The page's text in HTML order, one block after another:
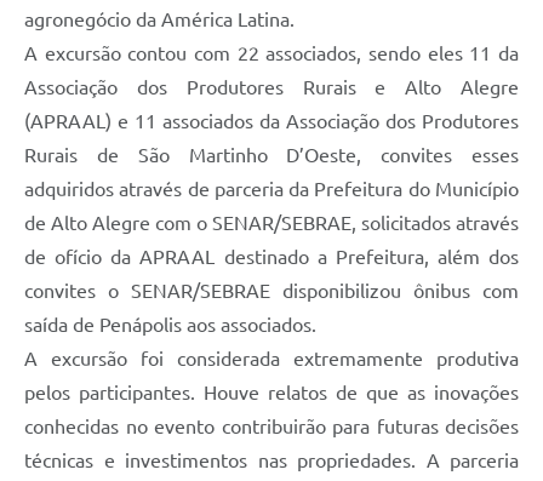
agronegócio da América Latina.
A excursão contou com 22 associados, sendo eles 11 da
Associação dos Produtores Rurais e Alto Alegre
(APRAAL) e 11 associados da Associação dos Produtores
Rurais de São Martinho D’Oeste, convites esses
adquiridos através de parceria da Prefeitura do Município
de Alto Alegre com o SENAR/SEBRAE, solicitados através
de ofício da APRAAL destinado a Prefeitura, além dos
convites o SENAR/SEBRAE disponibilizou ônibus com
saída de Penápolis aos associados.
A excursão foi considerada extremamente produtiva
pelos participantes. Houve relatos de que as inovações
conhecidas no evento contribuirão para futuras decisões
técnicas e investimentos nas propriedades. A parceria